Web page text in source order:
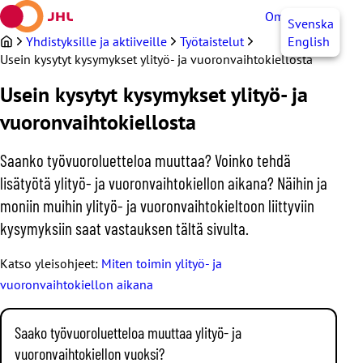
Siirry
sisältöön
OmaJHLSvenska
English
Yhdistyksille ja aktiiveille
Työtaistelut
Usein kysytyt kysymykset ylityö- ja vuoronvaihtokiellosta
Usein kysytyt kysymykset ylityö- ja
vuoronvaihtokiellosta
Saanko työvuoroluetteloa muuttaa? Voinko tehdä
lisätyötä ylityö- ja vuoronvaihtokiellon aikana? Näihin ja
moniin muihin ylityö- ja vuoronvaihtokieltoon liittyviin
kysymyksiin saat vastauksen tältä sivulta.
Katso yleisohjeet: Miten toimin ylityö- ja
vuoronvaihtokiellon aikana
Saako työvuoroluetteloa muuttaa ylityö- ja
vuoronvaihtokiellon vuoksi?